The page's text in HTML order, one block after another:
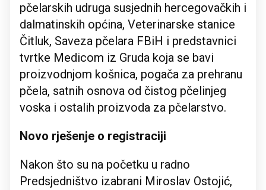
pčelarskih udruga susjednih hercegovačkih i
dalmatinskih općina, Veterinarske stanice
Čitluk, Saveza pčelara FBiH i predstavnici
tvrtke Medicom iz Gruda koja se bavi
proizvodnjom košnica, pogača za prehranu
pčela, satnih osnova od čistog pčelinjeg
voska i ostalih proizvoda za pčelarstvo.
Novo rješenje o registraciji
Nakon što su na početku u radno
Predsjedništvo izabrani Miroslav Ostojić,